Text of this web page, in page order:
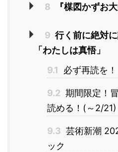
8 『楳図かずお
9 行く前に絶対
「わたしは真悟」
9.1
必ず再読を！
9.2 期間限定！
読める！(～2/21)
9.3 芸術新潮
ック